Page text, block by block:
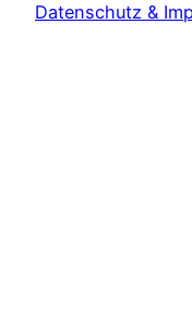
Datenschutz &